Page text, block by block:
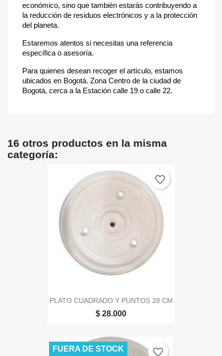
económico, sino que también estarás contribuyendo a
la reducción de residuos electrónicos y a la protección
del planeta.
Estaremos atentos si necesitas una referencia
específica o asesoría.
Para quienes desean recoger el artículo, estamos
ubicados en Bogotá. Zona Centro de la ciudad de
Bogotá, cerca a la Estación calle 19 o calle 22.
16 otros productos en la misma
categoría:
PLATO CUADRADO Y PUNTOS 28 CM
$ 28.000
favorite_border
FUERA DE STOCK favorite_border